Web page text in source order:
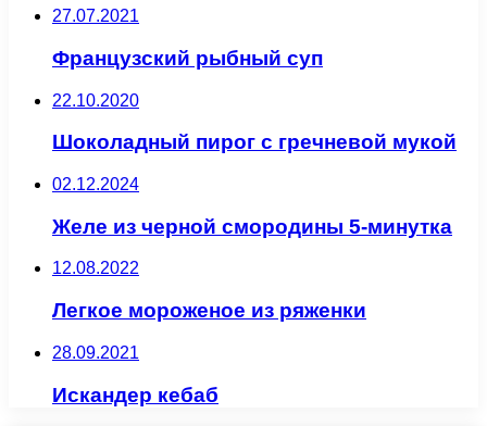
27.07.2021
Французский рыбный суп
22.10.2020
Шоколадный пирог с гречневой мукой
02.12.2024
Желе из черной смородины 5-минутка
12.08.2022
Легкое мороженое из ряженки
28.09.2021
Искандер кебаб